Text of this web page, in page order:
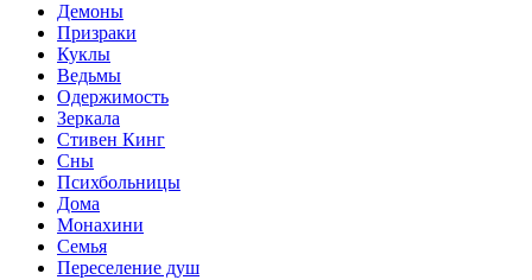
Демоны
Призраки
Куклы
Ведьмы
Одержимость
Зеркала
Стивен Кинг
Сны
Психбольницы
Дома
Монахини
Семья
Переселение душ